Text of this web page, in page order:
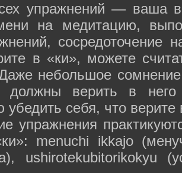
упражнений — ваша
на медитацию,
сосредоточение
в «ки», можете
небольшое сомнение
должны верить в
убедить себя, что верите
упражнения
menuchi ikkajo
ushiro­tekubitori­kokyu